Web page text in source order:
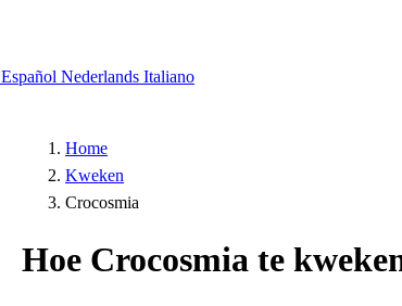
Español Nederlands Italiano
Home
Kweken
Crocosmia
Hoe Crocosmia te